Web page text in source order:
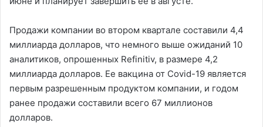
Продажи компании во втором квартале составили 4,4
миллиарда долларов, что немного выше ожиданий 10
аналитиков, опрошенных Refinitiv, в размере 4,2
миллиарда долларов. Ее вакцина от Covid-19 является
первым разрешенным продуктом компании, и годом
ранее продажи составили всего 67 миллионов
долларов.